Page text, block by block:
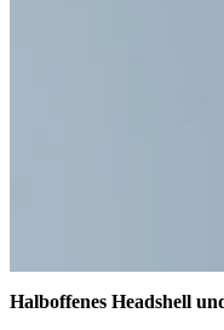
Halboffenes Headshell